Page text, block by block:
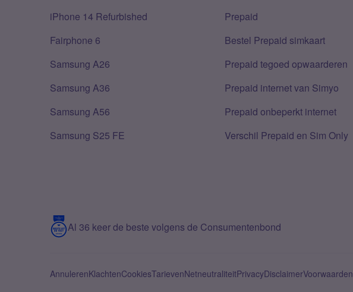
iPhone 14 Refurbished
Fairphone 6
Samsung A26
Samsung A36
Samsung A56
Samsung S25 FE
Prepaid
Bestel Prepaid simkaart
Prepaid tegoed opwaarderen
Prepaid internet van Simyo
Prepaid onbeperkt internet
Verschil Prepaid en Sim Only
Al 36 keer de beste volgens de Consumentenbond
AnnulerenKlachtenCookiesTarievenNetneutraliteitPrivacyDisclaimerVoorwaarden